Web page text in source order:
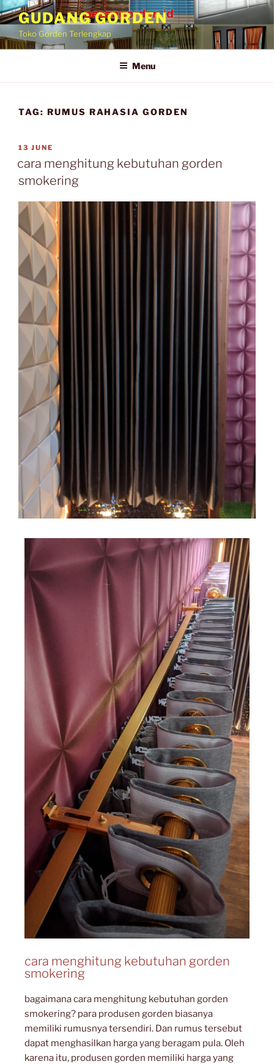
GUDANG GORDEN
Toko Gorden Terlengkap
Menu
TAG: RUMUS RAHASIA GORDEN
13 JUNE
cara menghitung kebutuhan gorden
smokering
cara menghitung kebutuhan gorden
smokering
bagaimana cara menghitung kebutuhan gorden
smokering? para produsen gorden biasanya
memiliki rumusnya tersendiri. Dan rumus tersebut
dapat menghasilkan harga yang beragam pula. Oleh
karena itu, produsen gorden memiliki harga yang